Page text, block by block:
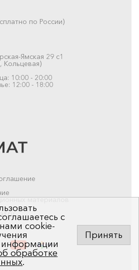
по России)
Ямская 29 с1
Кольцевая)
10:00 - 20:00
12:00 - 18:00
материалов
с
cookie-
обработке
.
Принять